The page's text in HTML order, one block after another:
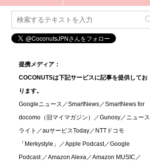
提携メディア：
COCONUTSは下記サービスに記事を提供してお
ります。
Googleニュース／SmartNews／SmartNews for
docomo（旧マイマガジン）／Gunosy／ニュース
ライト／auサービスToday／NTTドコモ
「Merkystyle」／Apple Podcast／Google
Podcast ／Amazon Alexa／Amazon MUSIC／